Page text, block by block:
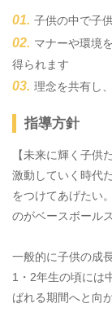
子供の中で子
マナーや環境
得られます
理念を共有し
指導方針
【未来に輝く子供
激動していく時代
をつけてあげたい
のがベースボール
一般的に子供の成
1・2年生の頃には
ばれる期間へと向